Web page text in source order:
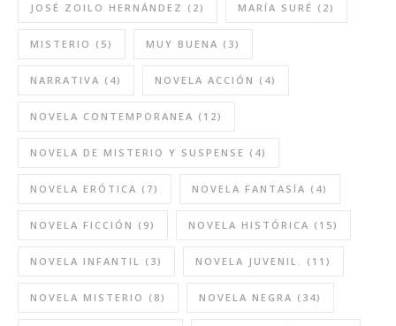
JOSÉ ZOILO HERNÁNDEZ (2) MARÍA SURÉ (2)
MISTERIO (5) MUY BUENA (3)
NARRATIVA (4) NOVELA ACCIÓN (4)
NOVELA CONTEMPORANEA (12)
NOVELA DE MISTERIO Y SUSPENSE (4)
NOVELA ERÓTICA (7) NOVELA FANTASÍA (4)
NOVELA FICCIÓN (9) NOVELA HISTÓRICA (15)
NOVELA INFANTIL (3) NOVELA JUVENIL. (11)
NOVELA MISTERIO (8) NOVELA NEGRA (34)